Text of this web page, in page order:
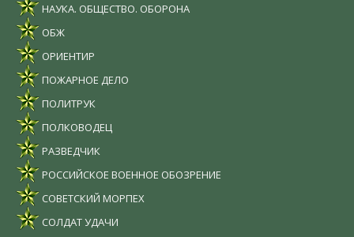
НАУКА. ОБЩЕСТВО. ОБОРОНА
ОБЖ
ОРИЕНТИР
ПОЖАРНОЕ ДЕЛО
ПОЛИТРУК
ПОЛКОВОДЕЦ
РАЗВЕДЧИК
РОССИЙСКОЕ ВОЕННОЕ ОБОЗРЕНИЕ
СОВЕТСКИЙ МОРПЕХ
СОЛДАТ УДАЧИ